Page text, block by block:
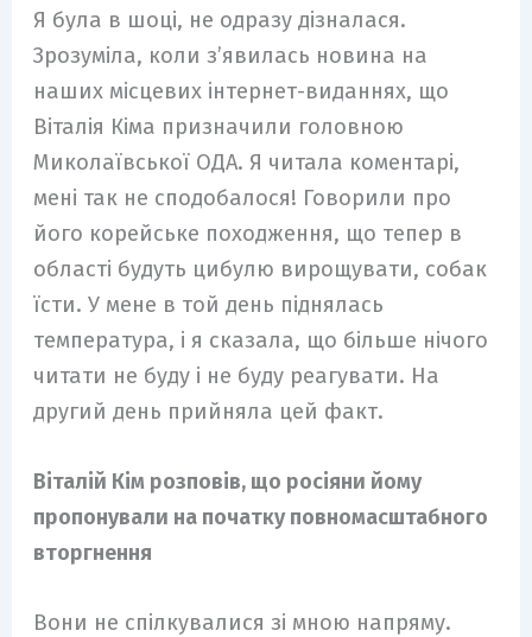
Я була в шоці, не одразу дізналася.
Зрозуміла, коли з’явилась новина на
наших місцевих інтернет-виданнях, що
Віталія Кіма призначили головною
Миколаївської ОДА. Я читала коментарі,
мені так не сподобалося! Говорили про
його корейське походження, що тепер в
області будуть цибулю вирощувати, собак
їсти. У мене в той день піднялась
температура, і я сказала, що більше нічого
читати не буду і не буду реагувати. На
другий день прийняла цей факт.
Віталій Кім розповів, що росіяни йому
пропонували на початку повномасштабного
вторгнення
Вони не спілкувалися зі мною напряму.